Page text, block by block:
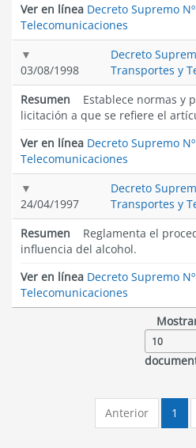
Ver en línea Decreto Supremo
Telecomunicaciones
03/08/1998
Decreto
Transportes y
Resumen
Establece normas y
licitación a que se refiere el
Ver en línea Decreto Supremo
Telecomunicaciones
24/04/1997
Decreto
Transportes y
Resumen
Reglamenta el
influencia del alcohol.
Ver en línea Decreto Supremo
Telecomunicaciones
Anterior 1